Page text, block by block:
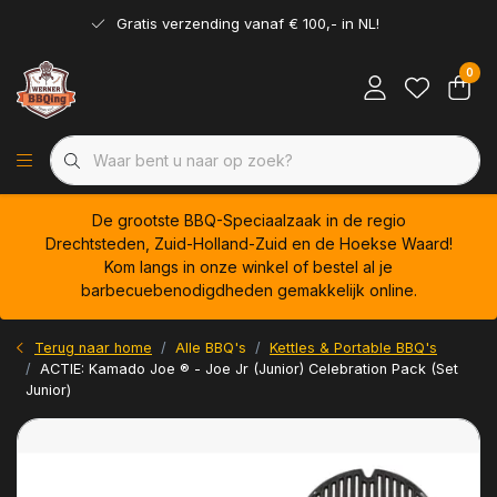
Gratis verzending vanaf € 100,- in NL!
0
De grootste BBQ-Speciaalzaak in de regio
Drechtsteden, Zuid-Holland-Zuid en de Hoekse Waard!
Kom langs in onze winkel of bestel al je
barbecuebenodigdheden gemakkelijk online.
Terug naar home Alle BBQ's
Kettles & Portable BBQ's
ACTIE: Kamado Joe ® - Joe Jr (Junior) Celebration Pack (Set
Junior)